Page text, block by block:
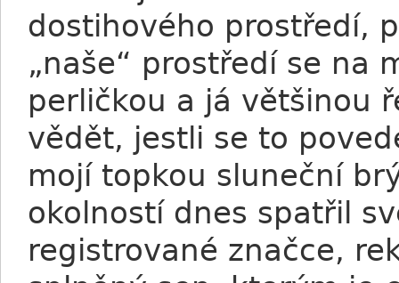
dostihového prostředí,
„naše“ prostředí se na
perličkou a já většinou
vědět, jestli se to
mojí topkou sluneční
okolností dnes spatřil
registrované značce,